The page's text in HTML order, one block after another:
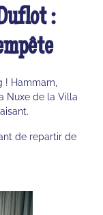
:
! Hammam,
Nuxe de la Villa
de repartir de